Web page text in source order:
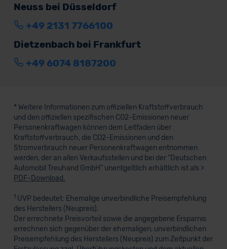
Neuss bei Düsseldorf
+49 2131 7766100
Dietzenbach bei Frankfurt
+49 6074 8187200
* Weitere Informationen zum offiziellen Kraftstoffverbrauch
und den offiziellen spezifischen CO2-Emissionen neuer
Personenkraftwagen können dem Leitfaden über
Kraftstoffverbrauch, die CO2-Emissionen und den
Stromverbrauch neuer Personenkraftwagen entnommen
werden, der an allen Verkaufsstellen und bei der "Deutschen
Automobil Treuhand GmbH" unentgeltlich erhältlich ist als >
PDF-Download.
1UVP bedeutet: Ehemalige unverbindliche Preisempfehlung
des Herstellers (Neupreis).
Der errechnete Preisvorteil sowie die angegebene Ersparnis
errechnen sich gegenüber der ehemaligen, unverbindlichen
Preisempfehlung des Herstellers (Neupreis) zum Zeitpunkt der